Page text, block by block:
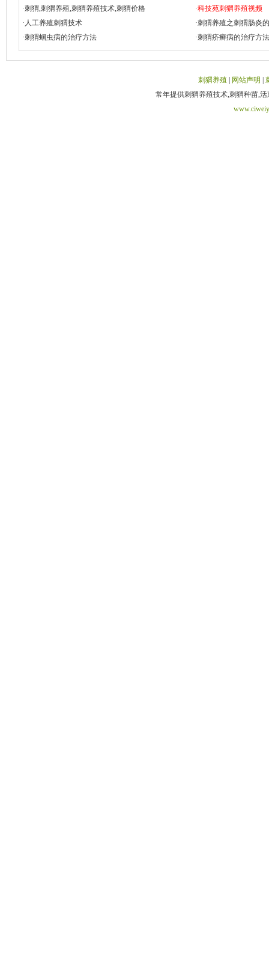
·刺猬,刺猬养殖,刺猬养殖技术,刺猬价格 ·科技苑刺猬养殖视频
· 人工养殖刺猬技术 ·刺猬养殖之刺猬肠炎
·刺猬蛔虫病的治疗方法 ·刺猬疥癣病的治疗方
刺猬养殖 网站声明
常年提供刺猬养殖技术,刺猬种苗,活